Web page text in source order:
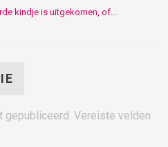
kindje is uitgekomen, of...
gepubliceerd. Vereiste velden